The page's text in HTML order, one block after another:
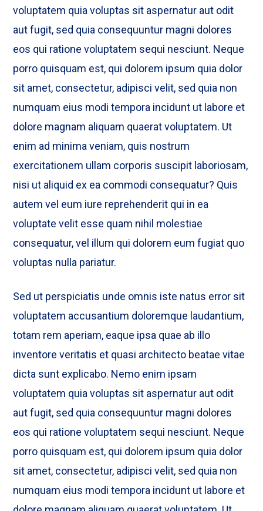
voluptatem quia voluptas sit aspernatur aut odit
aut fugit, sed quia consequuntur magni dolores
eos qui ratione voluptatem sequi nesciunt. Neque
porro quisquam est, qui dolorem ipsum quia dolor
sit amet, consectetur, adipisci velit, sed quia non
numquam eius modi tempora incidunt ut labore et
dolore magnam aliquam quaerat voluptatem. Ut
enim ad minima veniam, quis nostrum
exercitationem ullam corporis suscipit laboriosam,
nisi ut aliquid ex ea commodi consequatur? Quis
autem vel eum iure reprehenderit qui in ea
voluptate velit esse quam nihil molestiae
consequatur, vel illum qui dolorem eum fugiat quo
voluptas nulla pariatur.
Sed ut perspiciatis unde omnis iste natus error sit
voluptatem accusantium doloremque laudantium,
totam rem aperiam, eaque ipsa quae ab illo
inventore veritatis et quasi architecto beatae vitae
dicta sunt explicabo. Nemo enim ipsam
voluptatem quia voluptas sit aspernatur aut odit
aut fugit, sed quia consequuntur magni dolores
eos qui ratione voluptatem sequi nesciunt. Neque
porro quisquam est, qui dolorem ipsum quia dolor
sit amet, consectetur, adipisci velit, sed quia non
numquam eius modi tempora incidunt ut labore et